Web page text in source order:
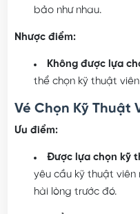
bảo như nhau.
Nhược điểm:
Không được lựa
thể chọn kỹ thuật
Vé Chọn Kỹ Thuật
Ưu điểm:
Được lựa chọn kỹ
yêu cầu kỹ thuật
hài lòng trước đó.